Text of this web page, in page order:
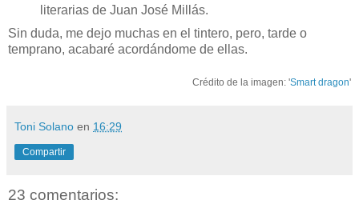
literarias de Juan José Millás.
Sin duda, me dejo muchas en el tintero, pero, tarde o
temprano, acabaré acordándome de ellas.
Crédito de la imagen: 'Smart dragon'
Toni Solano en 16:29
Compartir
23 comentarios: